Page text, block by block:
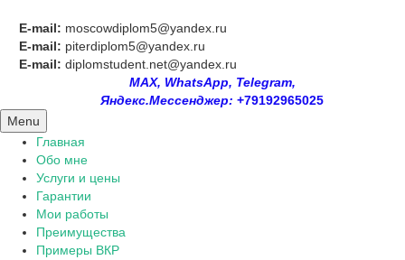
E-mail: moscowdiplom5@yandex.ru
E-mail: piterdiplom5@yandex.ru
E-mail: diplomstudent.net@yandex.ru
MAX, WhatsApp, Telegram,
Яндекс.Мессенджер: +79192965025
Menu
Главная
Обо мне
Услуги и цены
Гарантии
Мои работы
Преимущества
Примеры ВКР